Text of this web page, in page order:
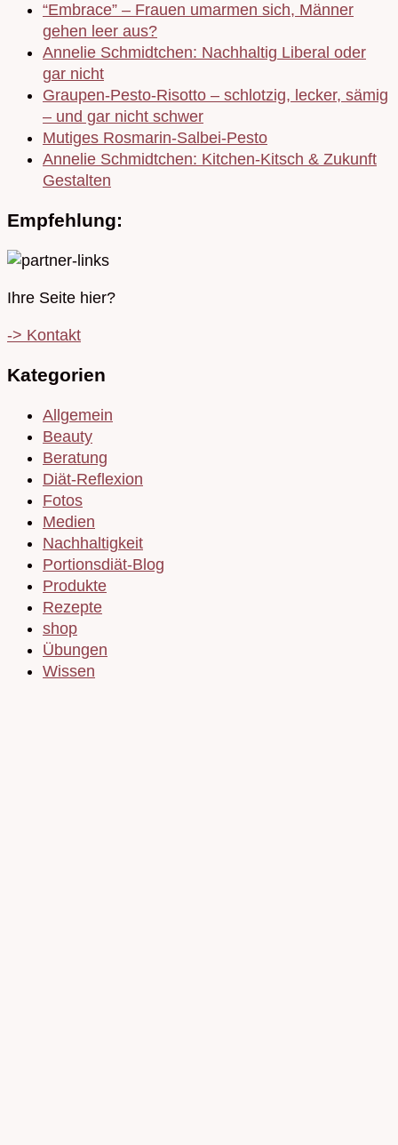
“Embrace” – Frauen umarmen sich, Männer
gehen leer aus?
Annelie Schmidtchen: Nachhaltig Liberal oder
gar nicht
Graupen-Pesto-Risotto – schlotzig, lecker, sämig
– und gar nicht schwer
Mutiges Rosmarin-Salbei-Pesto
Annelie Schmidtchen: Kitchen-Kitsch & Zukunft
Gestalten
Empfehlung:
Ihre Seite hier?
-> Kontakt
Kategorien
Allgemein
Beauty
Beratung
Diät-Reflexion
Fotos
Medien
Nachhaltigkeit
Portionsdiät-Blog
Produkte
Rezepte
shop
Übungen
Wissen